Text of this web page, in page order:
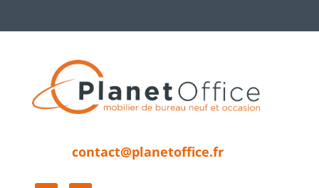
contact@planetoffice.fr